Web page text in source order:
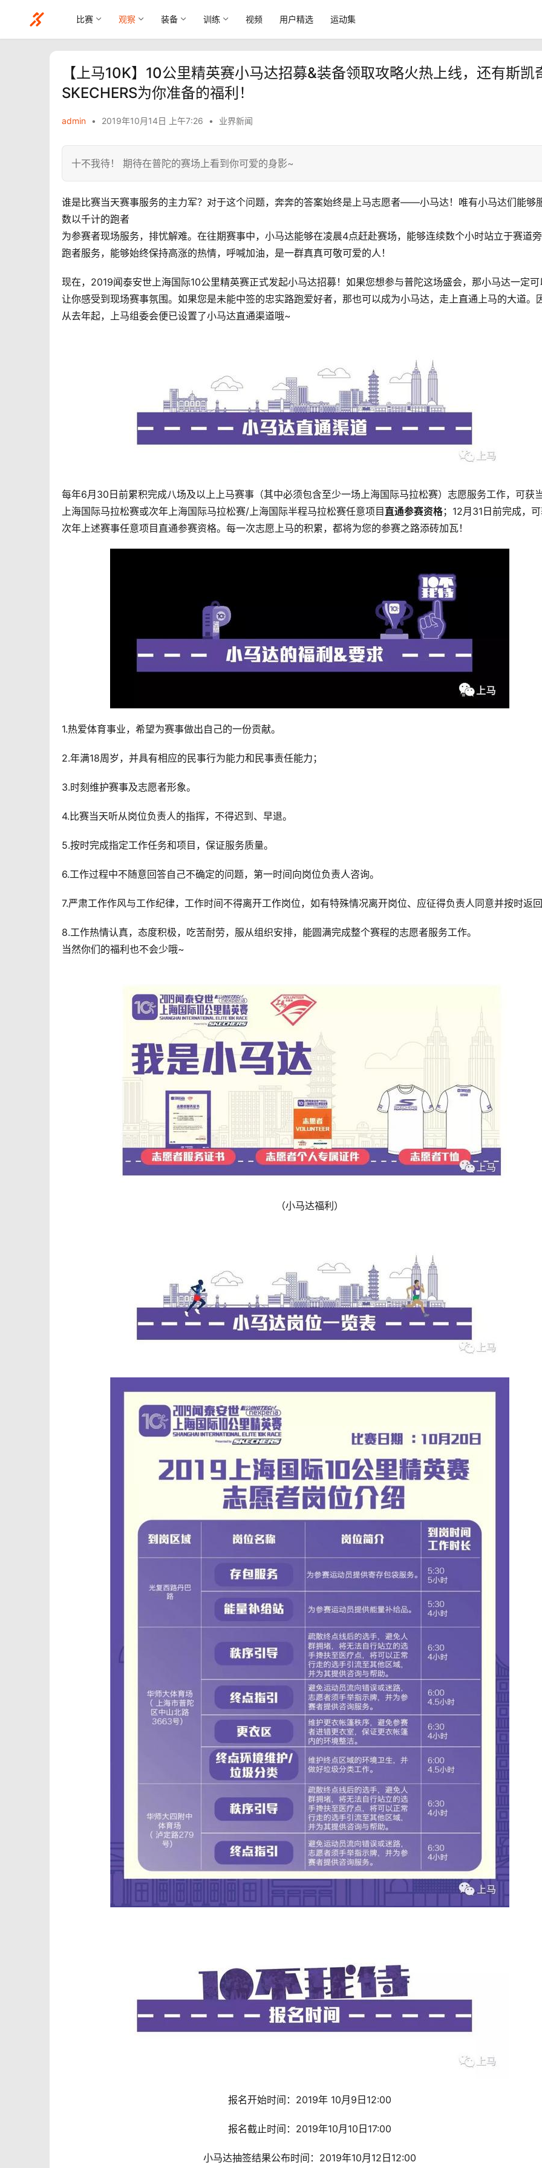
比赛 观察 装备 训练 视频 用户精选 运动集
【上马10K】10公里精英赛小马达招募&装备领取攻略火热上线，还有斯凯
SKECHERS为你准备的福利！
admin • 2019年10月14日 上午7:26 • 业界新闻
十不我待！ 期待在普陀的赛场上看到你可爱的身影~
谁是比赛当天赛事服务的主力军？对于这个问题，奔奔的答案始终是上马志愿者——小马达！唯有小马达们能够
数以千计的跑者
为参赛者现场服务，排忧解难。 在往期赛事中， 小马达能够在凌晨4点赶赴赛场， 能够连续数个小时站立于赛道
跑者服务， 能够始终保持高涨的热情，呼喊加油， 是一群真真可敬可爱的人！
现在，2019闻泰安世上海国际10公里精英赛正式发起小马达招募！如果您想参与普陀这场盛会，那小马达一定可
让你感受到现场赛事氛围。如果您是未能中签的忠实路跑爱好者，那也可以成为小马达，走上直通上马的大道。
从去年起，上马组委会便已设置了小马达直通渠道哦~
每年6月30日前累积完成八场及以上上马赛事（其中必须包含至少一场上海国际马拉松赛）志愿服务工作，可获
上海国际马拉松赛或次年上海国际马拉松赛/上海国际半程马拉松赛任意项目 直通参赛资格；12月31日前完成，
次年上述赛事任意项目直通参赛资格。每一次志愿上马的积累，都将为您的参赛之路添砖加瓦！
1.热爱体育事业，希望为赛事做出自己的一份贡献。
2.年满18周岁，并具有相应的民事行为能力和民事责任能力；
3.时刻维护赛事及志愿者形象。
4.比赛当天听从岗位负责人的指挥，不得迟到、早退。
5.按时完成指定工作任务和项目，保证服务质量。
6.工作过程中不随意回答自己不确定的问题，第一时间向岗位负责人咨询。
7.严肃工作作风与工作纪律，工作时间不得离开工作岗位，如有特殊情况离开岗位、应征得负责人同意并按时返
8.工作热情认真，态度积极，吃苦耐劳，服从组织安排，能圆满完成整个赛程的志愿者服务工作。
当然你们的福利也不会少哦~
（小马达福利）
报名开始时间：2019年 10月9日12:00
报名截止时间：2019年10月10日17:00
小马达抽签结果公布时间：2019年10月12日12:00